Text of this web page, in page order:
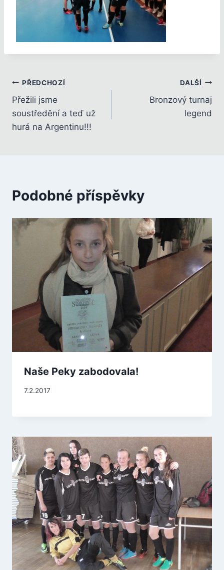
Navigace
pro
příspěvek
PŘEDCHOZÍ
Přežili jsme
soustředění a teď už
hurá na Argentinu!!!
DALŠÍ
Bronzový turnaj
legend
Podobné příspěvky
Naše Peky zabodovala!
7.2.2017